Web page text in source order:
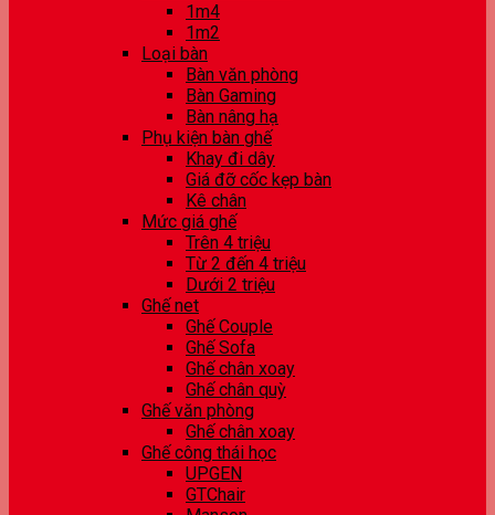
1m4
1m2
Loại bàn
Bàn văn phòng
Bàn Gaming
Bàn nâng hạ
Phụ kiện bàn ghế
Khay đi dây
Giá đỡ cốc kẹp bàn
Kê chân
Mức giá ghế
Trên 4 triệu
Từ 2 đến 4 triệu
Dưới 2 triệu
Ghế net
Ghế Couple
Ghế Sofa
Ghế chân xoay
Ghế chân quỳ
Ghế văn phòng
Ghế chân xoay
Ghế công thái học
UPGEN
GTChair